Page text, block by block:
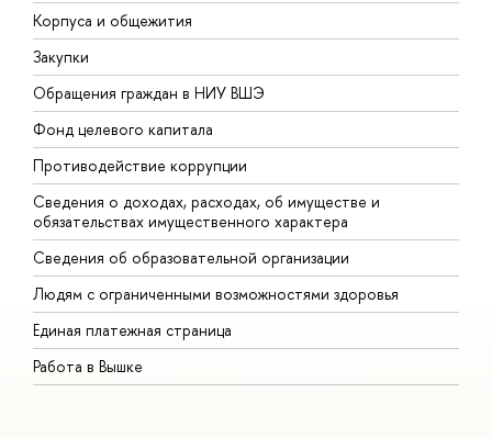
Корпуса и общежития
Закупки
Обращения граждан в НИУ ВШЭ
Фонд целевого капитала
Противодействие коррупции
Сведения о доходах, расходах, об имуществе и
обязательствах имущественного характера
Сведения об образовательной организации
Людям с ограниченными возможностями здоровья
Единая платежная страница
Работа в Вышке